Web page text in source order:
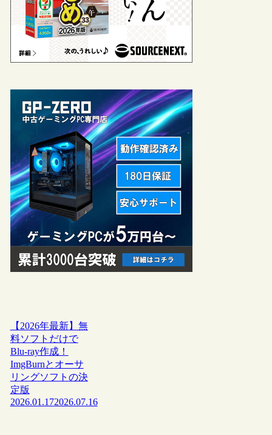
【2026年最新】無
料ソフトだけで
Blu-ray作成！
ImgBurnとオーサ
リングソフトの決
定版
2026.01.172026.07.16